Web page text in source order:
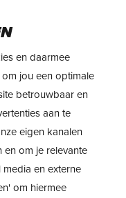
–
en daarmee
jou een optimale
betrouwbaar en
aan te
eigen kanalen
en om je relevante
en externe
om hiermee